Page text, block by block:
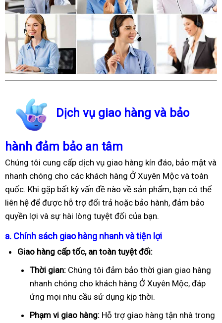
Dịch vụ giao hàng và bảo
hành đảm bảo an tâm
Chúng tôi cung cấp dịch vụ giao hàng kín đáo, bảo mật và
nhanh chóng cho các khách hàng Ở Xuyên Mộc và toàn
quốc. Khi gặp bất kỳ vấn đề nào về sản phẩm, bạn có thể
liên hệ để được hỗ trợ đổi trả hoặc bảo hành, đảm bảo
quyền lợi và sự hài lòng tuyệt đối của bạn.
a. Chính sách giao hàng nhanh và tiện lợi
Giao hàng cấp tốc, an toàn tuyệt đối:
Thời gian: Chúng tôi đảm bảo thời gian giao hàng
nhanh chóng cho khách hàng Ở Xuyên Mộc, đáp
ứng mọi nhu cầu sử dụng kịp thời.
Phạm vi giao hàng: Hỗ trợ giao hàng tận nhà trong